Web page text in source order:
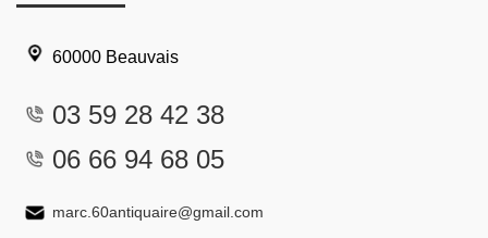
60000 Beauvais
03 59 28 42 38
06 66 94 68 05
marc.60antiquaire@gmail.com